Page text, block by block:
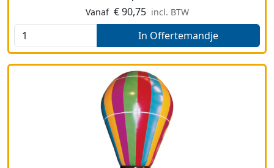
Vanaf € 90,75 incl. BTW
In Offertemandje